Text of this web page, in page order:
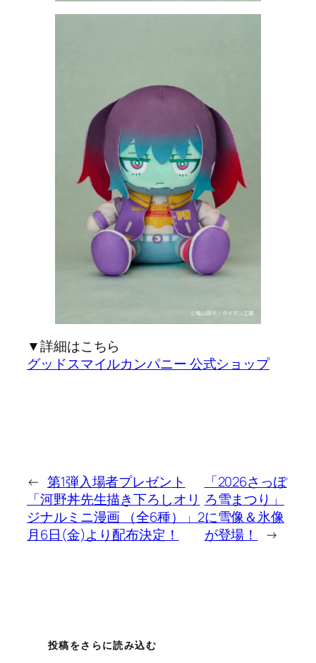
▼詳細はこちら
グッドスマイルカンパニー 公式ショップ
← 第1弾入場者プレゼント
「河野丼先生描き下ろしオリ
ジナルミニ漫画 （全6種）」2
月6日(金)より配布決定！
「2026さっぽ
ろ雪まつり」
に雪像＆氷像
が登場！
→
投稿をさらに読み込む